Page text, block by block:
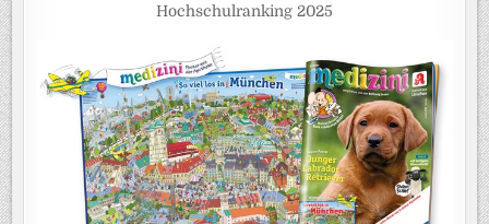
Hochschulranking 2025